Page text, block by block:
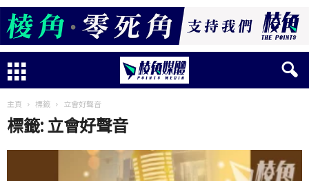
主頁 標籤 立會好聲音
標籤: 立會好聲音